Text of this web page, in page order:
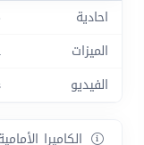
احادية
الميزات
الفيديو
الكاميرا